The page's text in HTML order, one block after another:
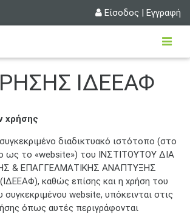
Είσοδος | Εγγραφή
ΙΔΕΕΑΦ
χρήσης
διαδικτυακό ιστότοπο (στο
ως το «website») τoυ ΙΝΣΤΙΤΟΥΤΟΥ ΔΙΑ
& ΕΠΑΓΓΕΛΜΑΤΙΚΗΣ ΑΝΑΠΤΥΞΗΣ
καθώς επίσης και η χρήση του
συγκεκριμένου website, υπόκεινται στις
όπως αυτές περιγράφονται